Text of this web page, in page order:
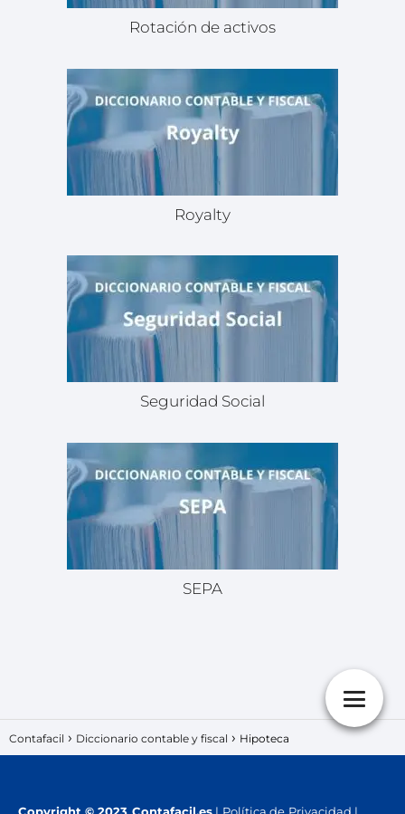
Rotación de activos
Royalty
Seguridad Social
SEPA
Contafacil Diccionario contable y fiscal Hipoteca